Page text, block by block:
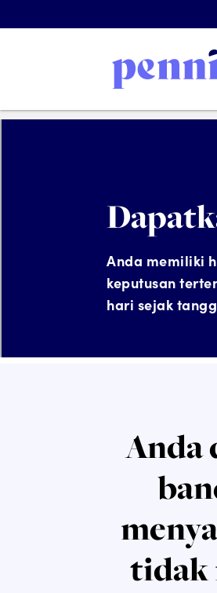
Anda memiliki
keputusan
hari sejak
Anda
tidak